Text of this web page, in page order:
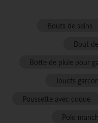
Bouts de seins
Bout
Botte de pluie pour
Jouets garcon
Poussette avec coque
Polo